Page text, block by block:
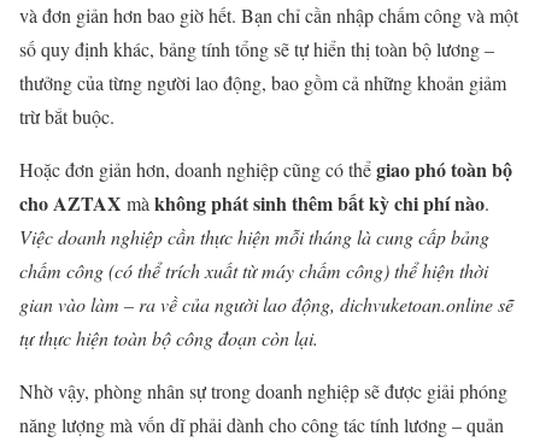
và đơn giản hơn bao giờ hết. Bạn chỉ cần nhập chấm công và một
số quy định khác, bảng tính tổng sẽ tự hiển thị toàn bộ lương –
thưởng của từng người lao động, bao gồm cả những khoản giảm
trừ bắt buộc.
Hoặc đơn giản hơn, doanh nghiệp cũng có thểgiao phó toàn bộ
choAZTAX mà không phát sinh thêm bất kỳ chi phí nào.
Việc doanh nghiệp cần thực hiện mỗi tháng là cung cấp bảng
chấm công (có thể trích xuất từ máy chấm công) thể hiện thời
gian vào làm – ra về của người lao động, dichvuketoan.online sẽ
tự thực hiện toàn bộ công đoạn còn lại.
Nhờ vậy, phòng nhân sự trong doanh nghiệp sẽ được giải phóng
năng lượng mà vốn dĩ phải dành cho công tác tính lương – quản